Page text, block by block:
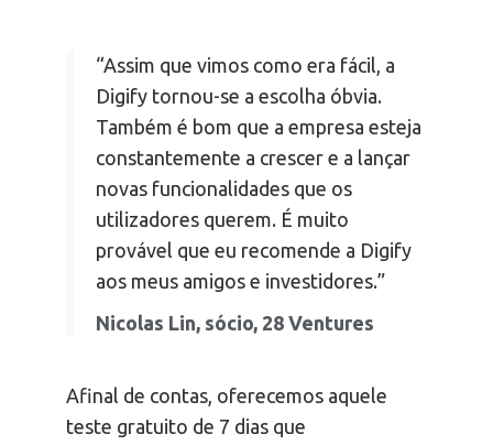
“Assim que vimos como era fácil, a
Digify tornou-se a escolha óbvia.
Também é bom que a empresa esteja
constantemente a crescer e a lançar
novas funcionalidades que os
utilizadores querem. É muito
provável que eu recomende a Digify
aos meus amigos e investidores.”
Nicolas Lin, sócio, 28 Ventures
Afinal de contas, oferecemos aquele
teste gratuito de 7 dias que